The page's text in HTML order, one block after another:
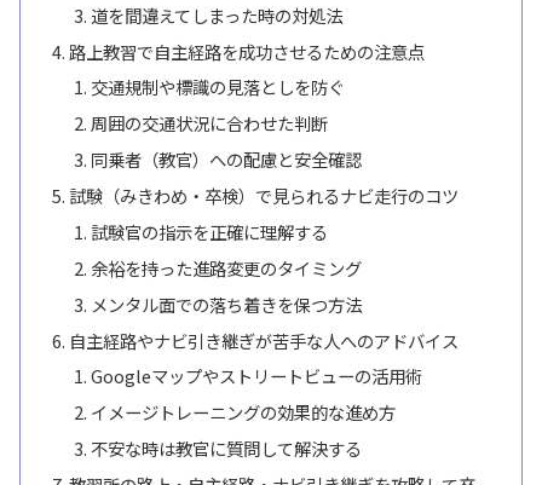
道を間違えてしまった時の対処法
路上教習で自主経路を成功させるための注意点
交通規制や標識の見落としを防ぐ
周囲の交通状況に合わせた判断
同乗者（教官）への配慮と安全確認
試験（みきわめ・卒検）で見られるナビ走行のコツ
試験官の指示を正確に理解する
余裕を持った進路変更のタイミング
メンタル面での落ち着きを保つ方法
自主経路やナビ引き継ぎが苦手な人へのアドバイス
Googleマップやストリートビューの活用術
イメージトレーニングの効果的な進め方
不安な時は教官に質問して解決する